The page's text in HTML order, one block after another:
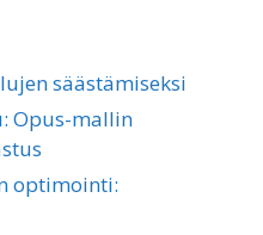
säästämiseksi
Opus-mallin
optimointi: